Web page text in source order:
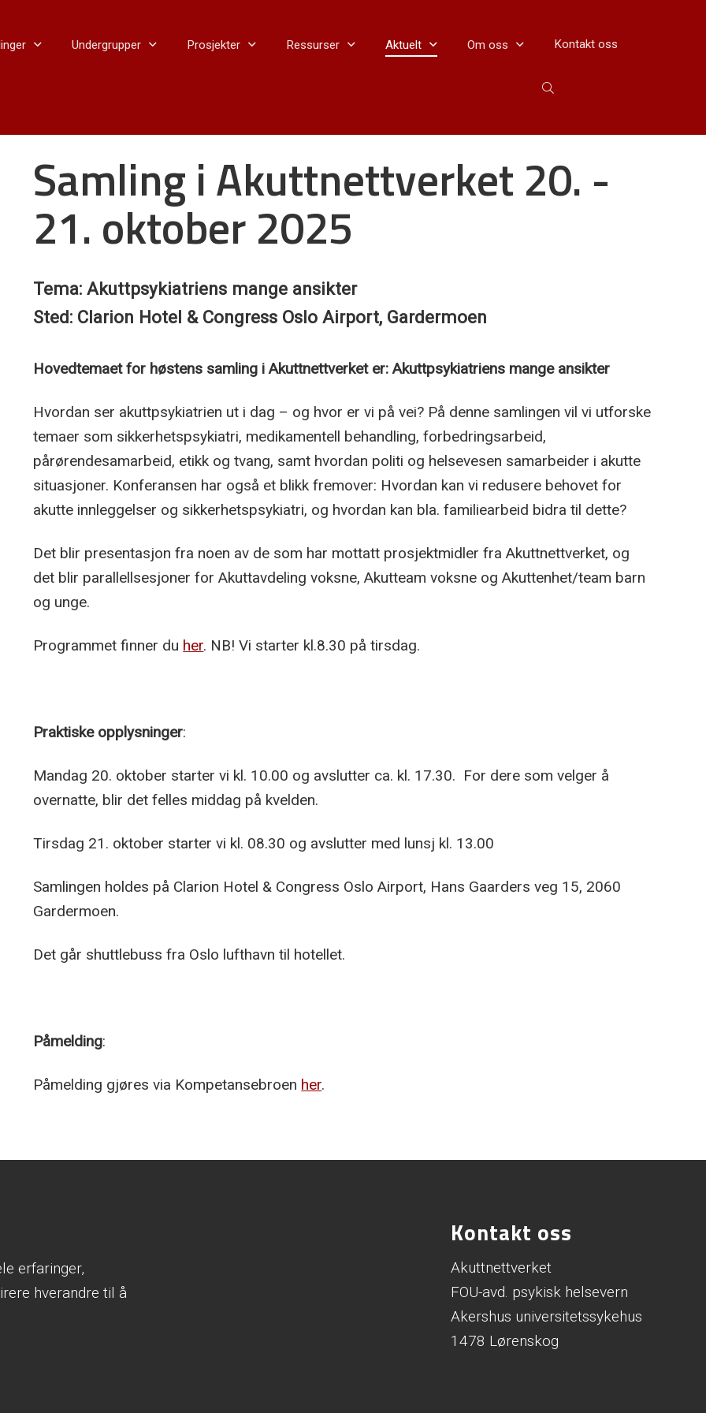
Undergrupper Prosjekter Ressurser Aktuelt Om oss Kontakt oss
Samling i Akuttnettverket 20. -
21. oktober 2025
Tema: Akuttpsykiatriens mange ansikter
Sted: Clarion Hotel & Congress Oslo Airport, Gardermoen
Hovedtemaet for høstens samling i Akuttnettverket er: Akuttpsykiatriens mange ansikter
Hvordan ser akuttpsykiatrien ut i dag – og hvor er vi på vei? På denne samlingen vil vi utforske
temaer som sikkerhetspsykiatri, medikamentell behandling, forbedringsarbeid,
pårørendesamarbeid, etikk og tvang, samt hvordan politi og helsevesen samarbeider i akutte
situasjoner. Konferansen har også et blikk fremover: Hvordan kan vi redusere behovet for
akutte innleggelser og sikkerhetspsykiatri, og hvordan kan bla. familiearbeid bidra til dette?
Det blir presentasjon fra noen av de som har mottatt prosjektmidler fra Akuttnettverket, og
det blir parallellsesjoner for Akuttavdeling voksne, Akutteam voksne og Akuttenhet/team barn
og unge.
Programmet finner du her. NB! Vi starter kl.8.30 på tirsdag.
Praktiske opplysninger:
Mandag 20. oktober starter vi kl. 10.00 og avslutter ca. kl. 17.30. For dere som velger å
overnatte, blir det felles middag på kvelden.
Tirsdag 21. oktober starter vi kl. 08.30 og avslutter med lunsj kl. 13.00
Samlingen holdes på Clarion Hotel & Congress Oslo Airport, Hans Gaarders veg 15, 2060
Gardermoen.
Det går shuttlebuss fra Oslo lufthavn til hotellet.
Påmelding:
Påmelding gjøres via Kompetansebroen her.
erfaringer,
hverandre til å
Kontakt oss
Akuttnettverket
FOU-avd. psykisk helsevern
Akershus universitetssykehus
1478 Lørenskog